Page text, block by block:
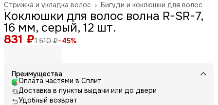
Бигуди и коклюшки для волос
Стрижка и укладка волос ›
Главная ›
Коклюшки для волос волна R-SR-7,
16 мм, серый, 12 шт.
831 ₽1 510 ₽−45%
Преимущества
Оплата частями в Сплит
Доставка в пункты выдачи или до двери
Удобный возврат